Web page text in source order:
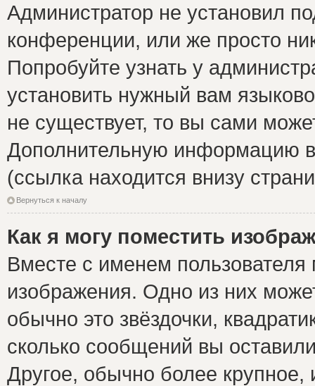
Администратор не установил
конференции, или же просто
Попробуйте узнать у
установить нужный вам
не существует, то вы сами
Дополнительную информацию
(ссылка находится внизу
Вернуться к началу
Как я могу поместить
Вместе с именем пользователя
изображения. Одно из них
обычно это звёздочки,
сколько сообщений вы
Другое, обычно более крупное,